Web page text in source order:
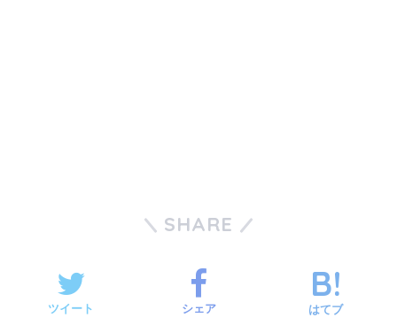
SHARE
ツイート シェア はてブ